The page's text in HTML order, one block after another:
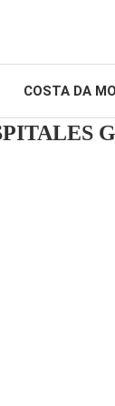
COSTA DA